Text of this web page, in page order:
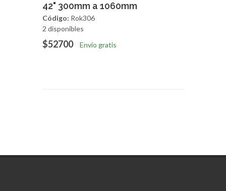
42" 300mm a 1060mm
Código: Rok306
2 disponibles
$52700 Envío gratis